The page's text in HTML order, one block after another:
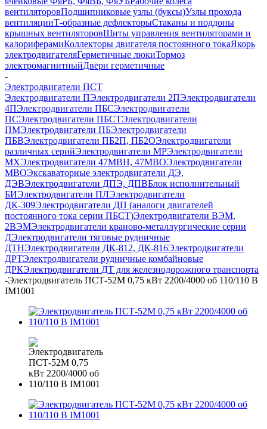
вентиляторовПодшипниковые узлы (буксы)Узлы прохода
вентиляцииТ-образные дефлекторыСтаканы и поддоны
крышных вентиляторовЩиты управления вентиляторами и
калориферамиКоллекторы двигателя постоянного токаЯкорь
электродвигателяГерметичные люкиТормоз
электромагнитныйДвери герметичные
-
Электродвигатели ПСТ
Электродвигатели ПЭлектродвигатели 2ПЭлектродвигатели
4ПЭлектродвигатели ПБСЭлектродвигатели
ПСЭлектродвигатели ПБСТЭлектродвигатели
ПМЭлектродвигатели ПБЭлектродвигатели
ПБВЭлектродвигатели ПБ2П, ПБ2ОЭлектродвигатели
различных серийЭлектродвигатели МРЭлектродвигатели
MXЭлектродвигатели 47MBH, 47МВОЭлектродвигатели
MBOЭкскаваторные электродвигатели ДЭ,
ДЭВЭлектродвигатели ДПЭ, ДПВБлок исполнительный
БИЭлектродвигатели ПЛЭлектродвигатели
ДК-309Электродвигатели ДП (аналоги двигателей
постоянного тока серии ПБСТ)Электродвигатели ВЭМ,
2ВЭМЭлектродвигатели краново-металлургические серии
ДЭлектродвигатели тяговые рудничные
ДТНЭлектродвигатели ДК-812, ДК-816Электродвигатели
ДРТЭлектродвигатели рудничные комбайновые
ДРКЭлектродвигатели ДТ для железнодорожного транспорта
-Электродвигатель ПСТ-52М 0,75 кВт 2200/4000 об 110/110 В
IM1001